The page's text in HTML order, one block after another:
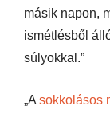
másik napon,
ismétlésből
súlyokkal.”
„A sokkolásos